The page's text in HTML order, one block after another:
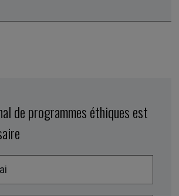
de programmes éthiques est